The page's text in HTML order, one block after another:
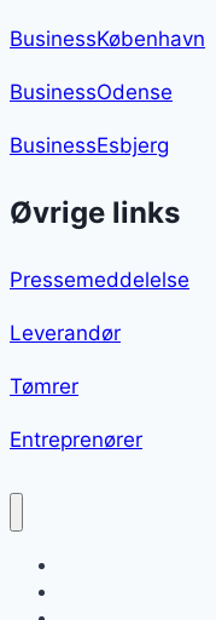
BusinessKøbenhavn
BusinessOdense
BusinessEsbjerg
Øvrige links
Pressemeddelelse
Leverandør
Tømrer
Entreprenører